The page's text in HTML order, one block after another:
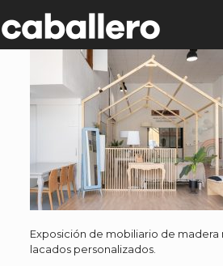
Exposición de mobiliario de madera
lacados personalizados.